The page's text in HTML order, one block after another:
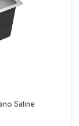
Satine